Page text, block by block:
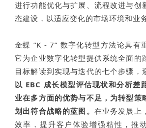
进行功能优化与扩展、流程改进与创
态建设，以适应变化的市场环境和业
金蝶 “K - 7” 数字化转型方法论具有
它为企业数字化转型提供系统全面的
目标解读到实现与迭代的七个步骤，
以 EBC 成长模型评估现状和分析差
业在多方面的优势与不足，为转型策
划出符合战略的蓝图。 在业务发展上
效率，提升客户体验增强粘性，推